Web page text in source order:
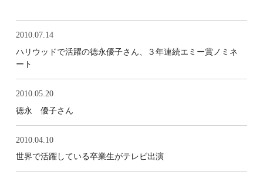
2010.07.14
ハリウッドで活躍の徳永優子さん、３年連続エミー賞ノミネ
ート
2010.05.20
徳永 優子さん
2010.04.10
世界で活躍している卒業生がテレビ出演